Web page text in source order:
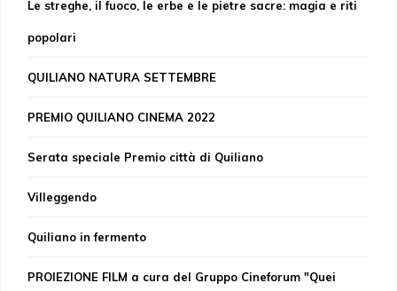
Le streghe, il fuoco, le erbe e le pietre sacre: magia e riti
popolari
QUILIANO NATURA SETTEMBRE
PREMIO QUILIANO CINEMA 2022
Serata speciale Premio città di Quiliano
Villeggendo
Quiliano in fermento
PROIEZIONE FILM a cura del Gruppo Cineforum "Quei